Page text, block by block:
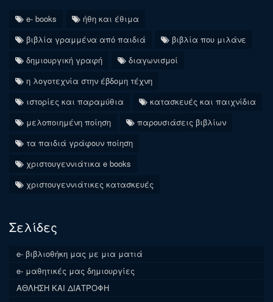
e- books
ήθη και έθιμα
βιβλία γραμμένα από παιδιά
βιβλία που μιλάνε
δημιουργική γραφή
διαγωνισμοί
η λογοτεχνία στην έβδομη τέχνη
ιστορίες και παραμύθια
κατασκευές και παιχνίδια
μελοποιημένη ποίηση
παρουσιάσεις βιβλίων
τα παιδιά γράφουν ποίηση
χριστουγεννιάτικα e books
χριστουγεννιάτικες κατασκευές
Σελίδες
e- βιβλιοθήκη μας με μια ματιά
e- μαθητικές μας δημιουργίες
ΑΘΛΗΣΗ ΚΑΙ ΔΙΑΤΡΟΦΗ